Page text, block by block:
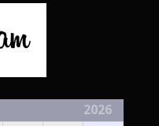
2026